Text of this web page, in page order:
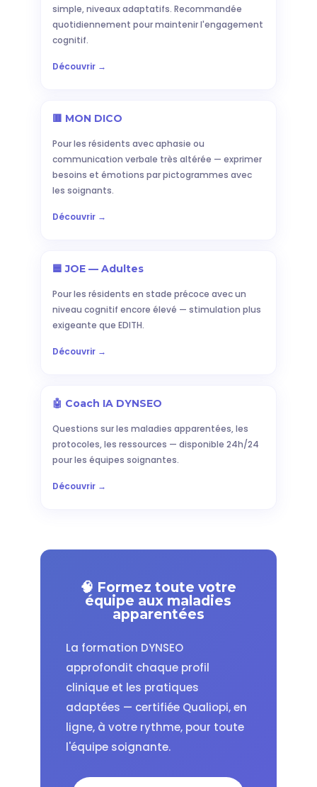
simple, niveaux adaptatifs. Recommandée
quotidiennement pour maintenir l'engagement
cognitif.
Découvrir →
🟥 MON DICO
Pour les résidents avec aphasie ou
communication verbale très altérée — exprimer
besoins et émotions par pictogrammes avec
les soignants.
Découvrir →
🟦 JOE — Adultes
Pour les résidents en stade précoce avec un
niveau cognitif encore élevé — stimulation plus
exigeante que EDITH.
Découvrir →
🤖 Coach IA DYNSEO
Questions sur les maladies apparentées, les
protocoles, les ressources — disponible 24h/24
pour les équipes soignantes.
Découvrir →
🧠 Formez toute votre
équipe aux maladies
apparentées
La formation DYNSEO
approfondit chaque profil
clinique et les pratiques
adaptées — certifiée Qualiopi, en
ligne, à votre rythme, pour toute
l'équipe soignante.